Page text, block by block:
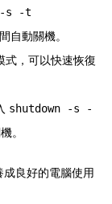
-s -t
自動關機。
式，可以快速恢復
shutdown -s -
。
良好的電腦使用